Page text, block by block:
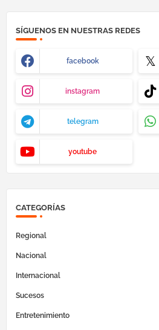
SÍGUENOS EN NUESTRAS REDES
facebook
instagram
telegram
youtube
CATEGORÍAS
Regional
Nacional
Internacional
Sucesos
Entretenimiento